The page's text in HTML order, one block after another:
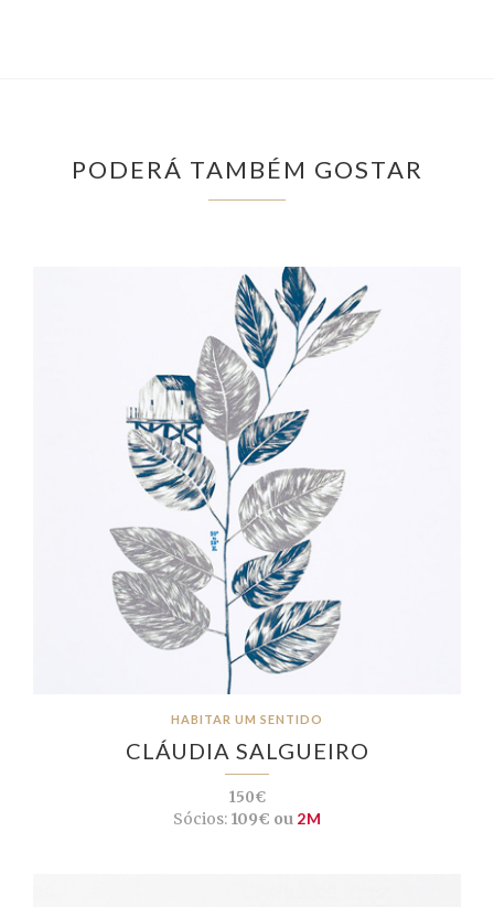
PODERÁ TAMBÉM GOSTAR
HABITAR UM SENTIDO
CLÁUDIA SALGUEIRO
150€
Sócios:109€ ou 2M